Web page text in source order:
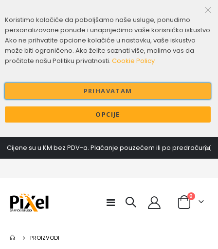
Koristimo kolačiće da poboljšamo naše usluge, ponudimo
personalizovane ponude i unaprijedimo vaše korisničko iskustvo.
Ako ne prihvatite opcione kolačiće u nastavku, vaše iskustvo
može biti ograničeno. Ako želite saznati više, molimo vas da
pročitate našu Politiku privatnosti. Cookie Policy
PRIHAVATAM
OPCIJE
Cijene su u KM bez PDV-a. Plaćanje pouzećem ili po predračunu.
Toggle
Cart
0items
PROIZVODI
Baner Roll up baner
Stalci stoni